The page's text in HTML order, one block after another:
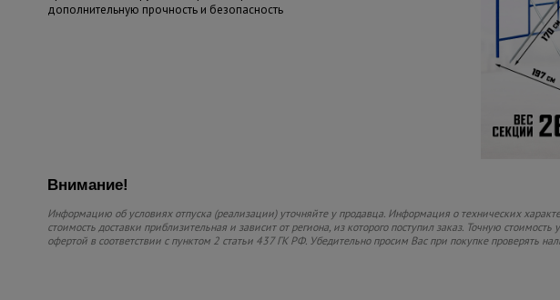
дополнительную прочность и безопасность
Внимание!
Информацию об условиях отпуска (реализации) уточняйте у продавца. Информация о технических
стоимость доставки приблизительная и зависит от региона, из которого поступил заказ. Точную
офертой в соответствии с пунктом 2 статьи 437 ГК РФ. Убедительно просим Вас при покупке проверять